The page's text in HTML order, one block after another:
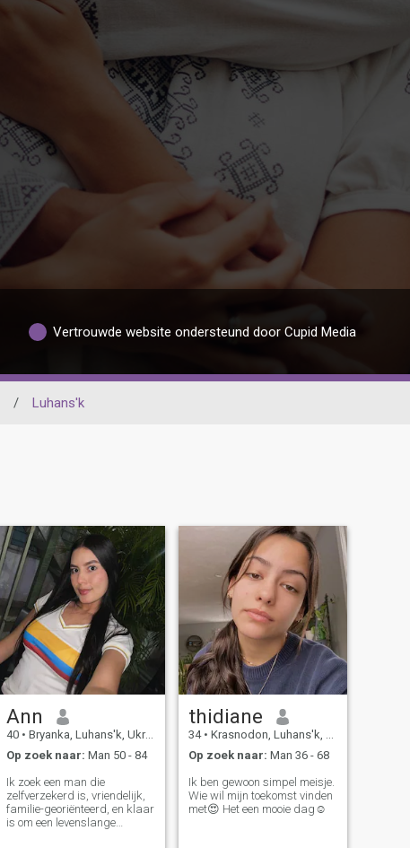
Vertrouwde website ondersteund door Cupid Media
/ Luhans'k
Ann
40 • Bryanka, Luhans'k, Ukraïne
Op zoek naar: Man 50 - 84
Ik zoek een man die
zelfverzekerd is, vriendelijk,
familie-georiënteerd, en klaar
is om een levenslange
thidiane
34 • Krasnodon, Luhans'k, Ukraïne
Op zoek naar: Man 36 - 68
Ik ben gewoon simpel meisje.
Wie wil mijn toekomst vinden
met😍 Het een mooie dag☺️